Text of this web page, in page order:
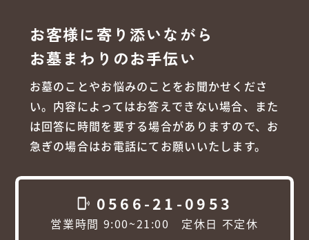
お客様に寄り添いながら
お墓まわりのお手伝い
お墓のことやお悩みのことをお聞かせくださ
い。内容によってはお答えできない場合、また
は回答に時間を要する場合がありますので、お
急ぎの場合はお電話にてお願いいたします。
phonelink_ring 0566-21-0953
営業時間 9:00~21:00 定休日 不定休